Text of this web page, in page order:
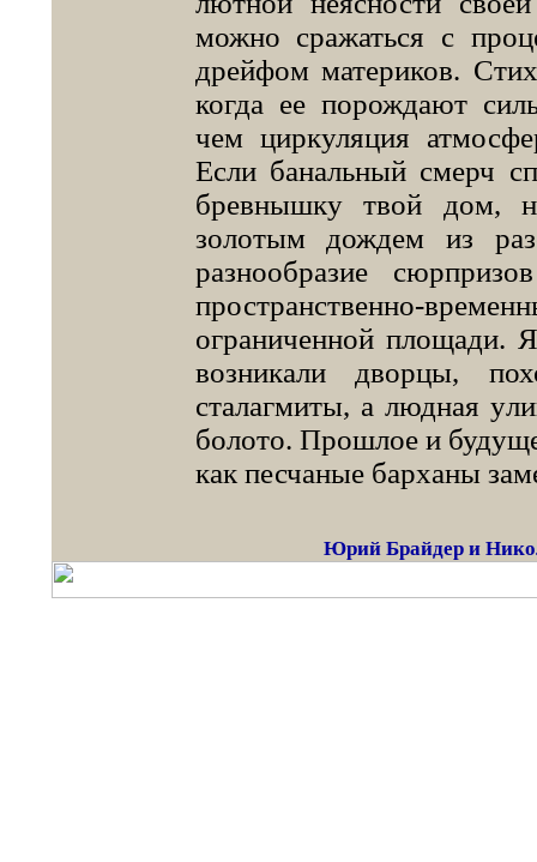
можно сражаться с
дрейфом материков.
когда ее порождают
чем циркуляция
Если банальный смерч
бревнышку твой дом,
золотым дождем из
разнообразие
пространственно-
ограниченной площади.
возникали дворцы,
сталагмиты, а людная
болото. Прошлое и
как песчаные барханы
Юрий Брайдер и